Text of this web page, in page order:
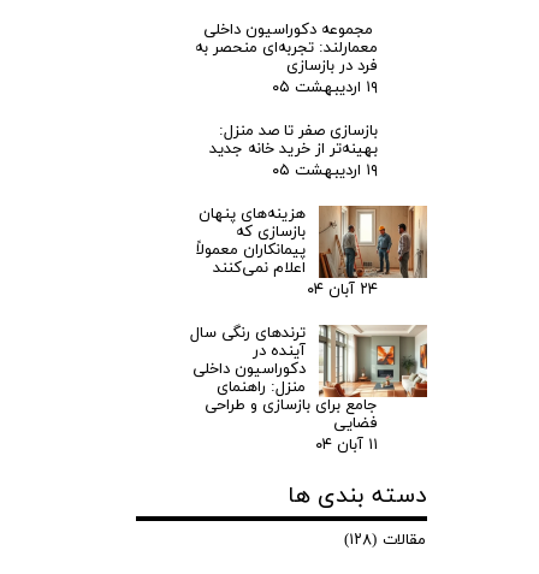
مجموعه دکوراسیون داخلی
معمارلند: تجربه‌ای منحصر به
فرد در بازسازی
۱۹ اردیبهشت ۰۵
بازسازی صفر تا صد منزل:
بهینه‌تر از خرید خانه جدید
۱۹ اردیبهشت ۰۵
هزینه‌های پنهان
بازسازی که
پیمانکاران معمولاً
اعلام نمی‌کنند
۲۴ آبان ۰۴
ترندهای رنگی سال
آینده در
دکوراسیون داخلی
منزل: راهنمای
جامع برای بازسازی و طراحی
فضایی
۱۱ آبان ۰۴
دسته بندی ها
مقالات (۱۲۸)